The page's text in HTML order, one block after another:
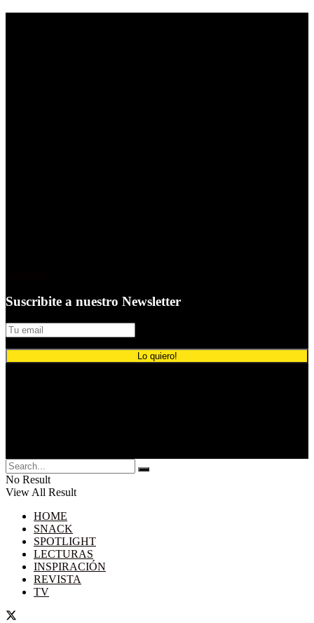
Suscribite a nuestro Newsletter
No Result
View All Result
HOME
SNACK
SPOTLIGHT
LECTURAS
INSPIRACIÓN
REVISTA
TV